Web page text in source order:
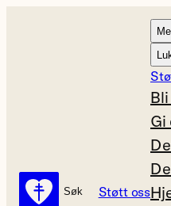
Søk
Søk Støtt oss
Gi